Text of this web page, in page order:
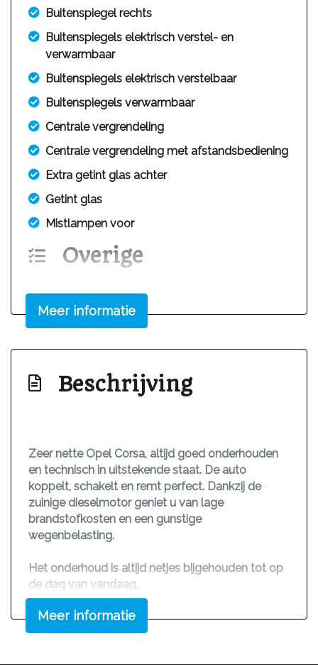
Buitenspiegel rechts
Buitenspiegels elektrisch verstel- en
verwarmbaar
Buitenspiegels elektrisch verstelbaar
Buitenspiegels verwarmbaar
Centrale vergrendeling
Centrale vergrendeling met afstandsbediening
Extra getint glas achter
Getint glas
Mistlampen voor
Overige
Anti doorslip regeling
Hoofd airbag(s) achter
Zij airbag(s) voor
Interieur
Achterbank in delen neerklapbaar
Airco
Bestuurdersstoel in hoogte verstelbaar
Elektrische ramen voor
Stuur leder
Stuur verstelbaar
Stuurbekrachtiging
Meer informatie
Beschrijving
Zeer nette Opel Corsa, altijd goed onderhouden
en technisch in uitstekende staat. De auto
koppelt, schakelt en remt perfect. Dankzij de
zuinige dieselmotor geniet u van lage
brandstofkosten en een gunstige
wegenbelasting.
Het onderhoud is altijd netjes bijgehouden tot op
de dag van vandaag.
Een nieuwe APK bij meerprijs van 150 euro
Wij reserveren alleen auto's na aanbetaling.
Meer informatie